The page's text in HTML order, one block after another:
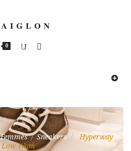
0
Femmes / Sneakers /
Hyperway
Low Wom